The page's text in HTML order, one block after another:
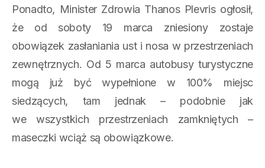
Ponadto, Minister Zdrowia Thanos Plevris ogłosił,
że od soboty 19 marca zniesiony zostaje
obowiązek zasłaniania ust i nosa w przestrzeniach
zewnętrznych. Od 5 marca autobusy turystyczne
mogą już być wypełnione w 100% miejsc
siedzących, tam jednak – podobnie jak
we wszystkich przestrzeniach zamkniętych –
maseczki wciąż są obowiązkowe.